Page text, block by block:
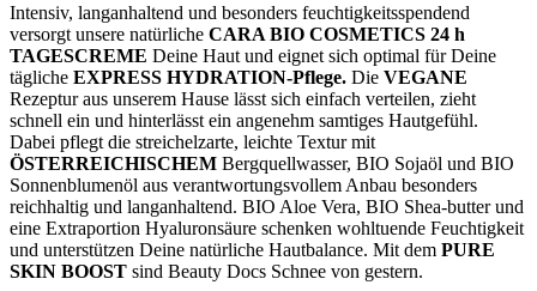
Intensiv, langanhaltend und besonders feuchtigkeitsspendend
versorgt unsere natürliche CARA BIO COSMETICS 24 h
TAGESCREME Deine Haut und eignet sich optimal für Deine
tägliche EXPRESS HYDRATION-Pflege. Die VEGANE
Rezeptur aus unserem Hause lässt sich einfach verteilen, zieht
schnell ein und hinterlässt ein angenehm samtiges Hautgefühl.
Dabei pflegt die streichelzarte, leichte Textur mit
ÖSTERREICHISCHEM Bergquellwasser, BIO Sojaöl und BIO
Sonnenblumenöl aus verantwortungsvollem Anbau besonders
reichhaltig und langanhaltend. BIO Aloe Vera, BIO Shea-butter und
eine Extraportion Hyaluronsäure schenken wohltuende Feuchtigkeit
und unterstützen Deine natürliche Hautbalance. Mit dem PURE
SKIN BOOST sind Beauty Docs Schnee von gestern.